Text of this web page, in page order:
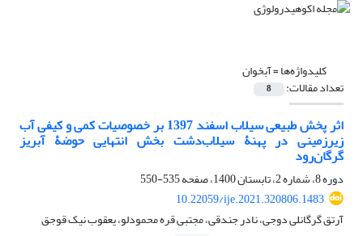
کلیدواژه‌ها =آبخوان
تعداد مقالات: 8
اثر پخش طبیعی سیلاب اسفند 1397 بر خصوصیات کمی و کیفی آب
زیرزمینی در پهنۀ سیلاب‌دشت بخش انتهایی حوضۀ آبریز
گرگان‌رود
دوره 8، شماره 2، تابستان 1400، صفحه
535-550
10.22059/ije.2021.320806.1483
آرتق گرگانلی دوجی، نادر جندقی، مجتبی قره محمودلو، یعقوب نیک قوجق